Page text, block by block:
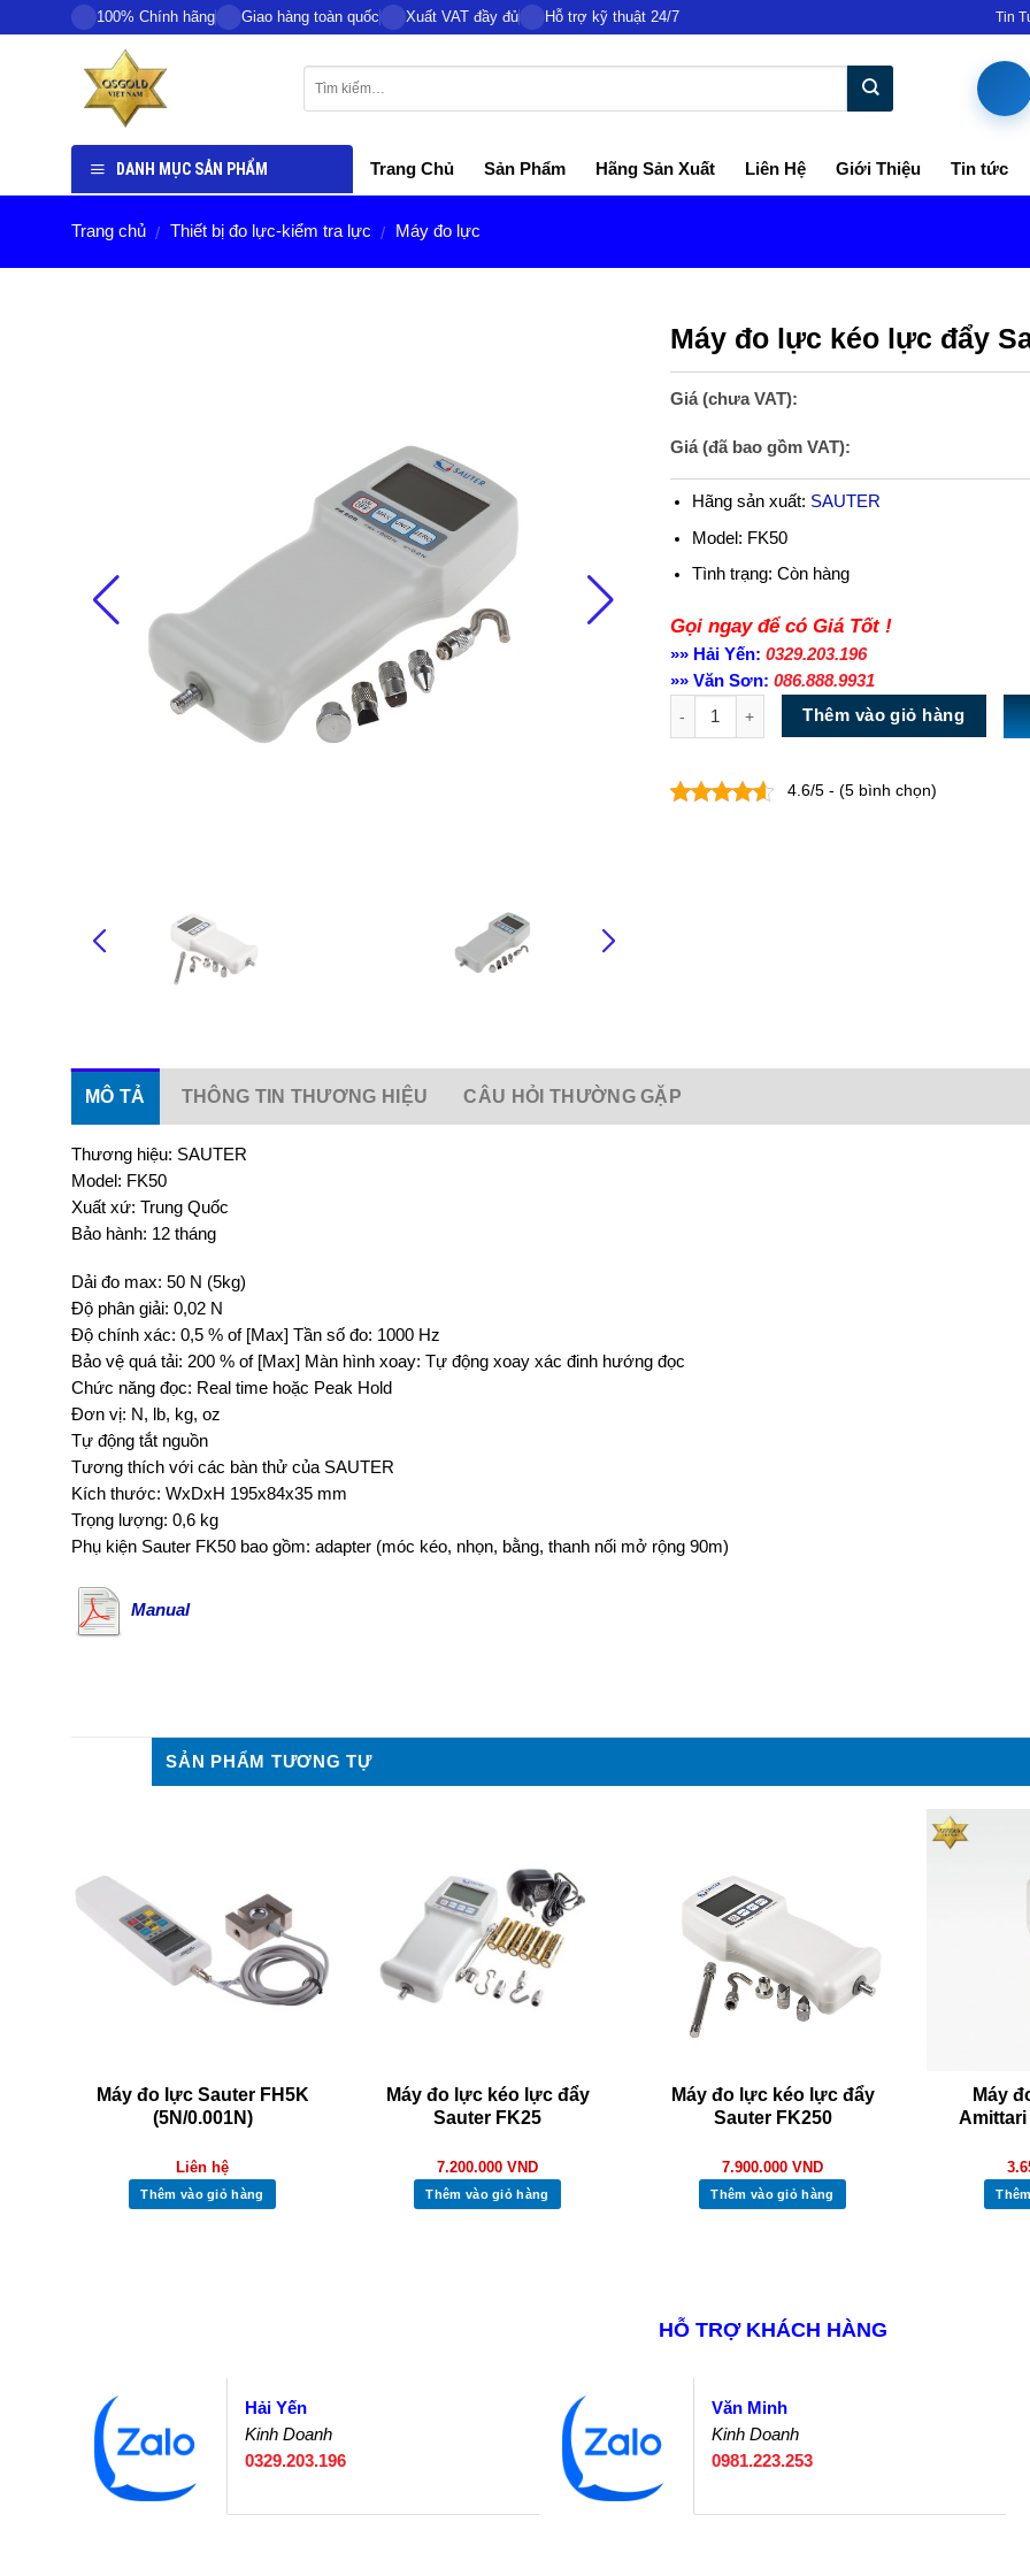
to
100% Chính hãng Giao hàng toàn quốc Xuất VAT đầy đủ Hỗ trợ kỹ thuật 24/7 Tin
DANH MỤC SẢN PHẨM Trang Chủ Sản Phẩm Hãng Sản Xuất Liên Hệ Giới Thiệu Tin tức
Trang chủ / Thiết bị đo lực-kiểm tra lực / Máy đo lực
Máy đo lực kéo lực đẩy
Giá (chưa VAT):
Giá (đã bao gồm VAT):
Hãng sản xuất: SAUTER
Model: FK50
Tình trạng:Còn hàng
Gọi ngay để có Giá Tốt !
»» Hải Yến: 0329.203.196
»» Văn Sơn: 086.888.9931
Số lượng
Thêm vào giỏ hàng
4.6/5 - (5 bình chọn)
MÔ TẢ THÔNG TIN THƯƠNG HIỆU CÂU HỎI THƯỜNG GẶP
Thương hiệu: SAUTER
Model: FK50
Xuất xứ: Trung Quốc
Bảo hành: 12 tháng
Dải đo max: 50 N (5kg)
Độ phân giải: 0,02 N
Độ chính xác: 0,5 % of [Max] Tần số đo: 1000 Hz
Bảo vệ quá tải: 200 % of [Max] Màn hình xoay: Tự động xoay xác đinh hướng đọc
Chức năng đọc: Real time hoặc Peak Hold
Đơn vị: N, lb, kg, oz
Tự động tắt nguồn
Tương thích với các bàn thử của SAUTER
Kích thước: WxDxH 195x84x35 mm
Trọng lượng: 0,6 kg
Phụ kiện Sauter FK50 bao gồm: adapter (móc kéo, nhọn, bằng, thanh nối mở rộng 90m)
Manual
SẢN PHẨM TƯƠNG TỰ
Máy đo lực Sauter FH5K
(5N/0.001N)
Liên hệ
Thêm vào giỏ hàng
Máy đo lực kéo lực đẩy
Sauter FK25
7.200.000 VND
Thêm vào giỏ hàng
Máy đo lực kéo lực đẩy
Sauter FK250
7.900.000 VND
Thêm vào giỏ hàng
Máy
Amittari
HỖ TRỢ KHÁCH HÀNG
Hải Yến
Kinh Doanh
0329.203.196
Văn Minh
Kinh Doanh
0981.223.253